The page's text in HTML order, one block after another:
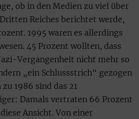
ob in den Medien zu viel über
Reiches berichtet werde,
1995 waren es allerdings
45 Prozent wollten, dass
Vergangenheit nicht mehr so
„ein Schlussstrich“ gezogen
1986 sind das 21
Damals vertraten 66 Prozent
Ansicht. Von einer